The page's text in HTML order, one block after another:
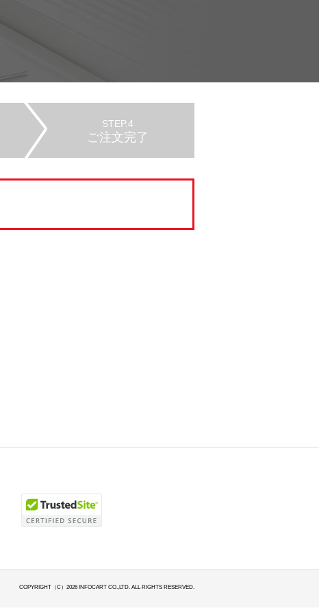
STEP.4
ご注文完了
COPYRIGHT（C）2026 INFOCART CO.,LTD. ALL RIGHTS RESERVED.